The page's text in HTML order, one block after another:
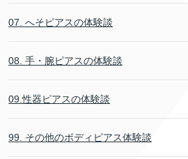
07. へそピアスの体験談
08. 手・腕ピアスの体験談
09.性器ピアスの体験談
99. その他のボディピアス体験談